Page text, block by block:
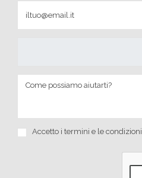
Accetto itermini e le condizioni